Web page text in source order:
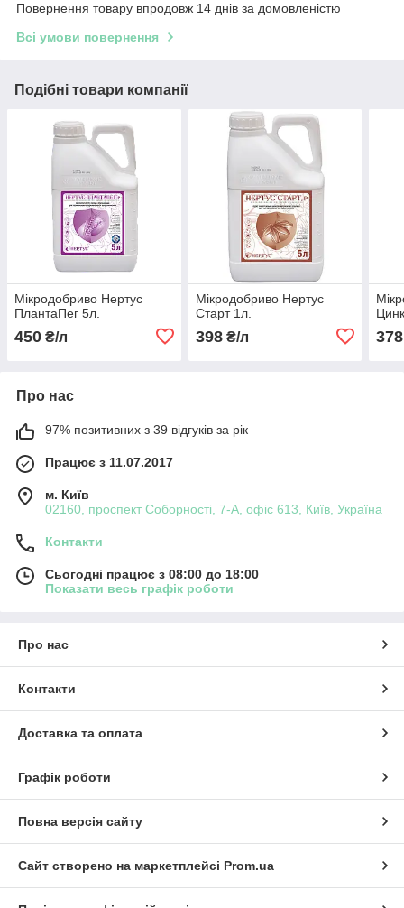
Повернення товару впродовж 14 днів за домовленістю
Всі умови повернення
Подібні товари компанії
Мікродобриво Нертус
ПлантаПег 5л.
450 ₴/л
Мікродобриво Нертус
Старт 1л.
398₴/л 378
Про нас
97% позитивних з 39 відгуків за рік
Працює з 11.07.2017
м. Київ
02160, проспект Соборності, 7-А, офіс 613, Київ, Україна
Контакти
Сьогодні працює з 08:00 до 18:00
Показати весь графік роботи
Про нас
Контакти
Доставка та оплата
Графік роботи
Повна версія сайту
Сайт створено на маркетплейсі Prom.ua